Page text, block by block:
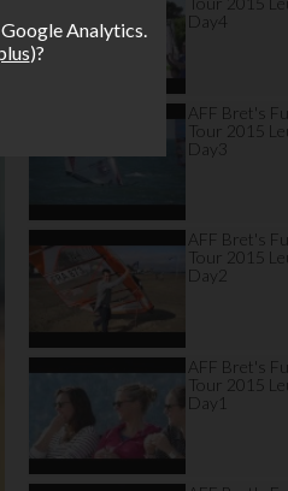
Day4
AFF Bret's
Tour 2015
Day3
AFF Bret's
Tour 2015
Day2
AFF Bret's
Tour 2015
Day1
Analytics.
)?